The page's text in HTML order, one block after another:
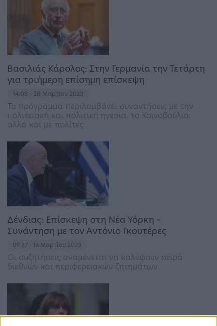
Βασιλιάς Κάρολος: Στην Γερμανία την Τετάρτη
για τριήμερη επίσημη επίσκεψη
14:08 - 28 Μαρτίου 2023
Το πρόγραμμα περιλαμβάνει συναντήσεις με την
πολιτειακή και πολιτική ηγεσία, το Κοινοβούλιο,
αλλά και με πολίτες
Δένδιας: Επίσκεψη στη Νέα Υόρκη –
Συνάντηση με τον Αντόνιο Γκουτέρες
09:37 - 16 Μαρτίου 2023
Oι συζητήσεις αναμένεται να καλύψουν σειρά
διεθνών και περιφερειακών ζητημάτων